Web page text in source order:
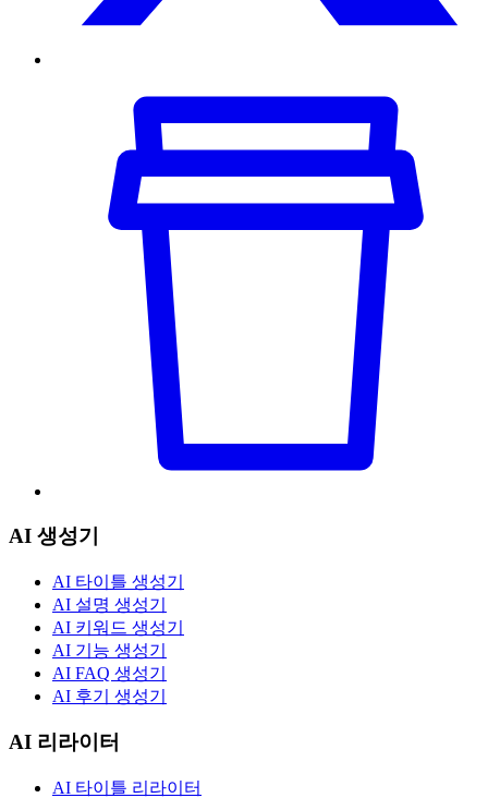
AI 생성기
AI 타이틀 생성기
AI 설명 생성기
AI 키워드 생성기
AI 기능 생성기
AI FAQ 생성기
AI 후기 생성기
AI 리라이터
AI 타이틀 리라이터